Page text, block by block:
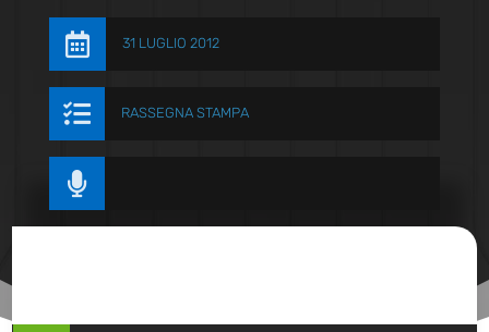
 31 LUGLIO 2012
 RASSEGNA STAMPA
